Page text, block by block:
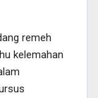
remeh
kelemahan